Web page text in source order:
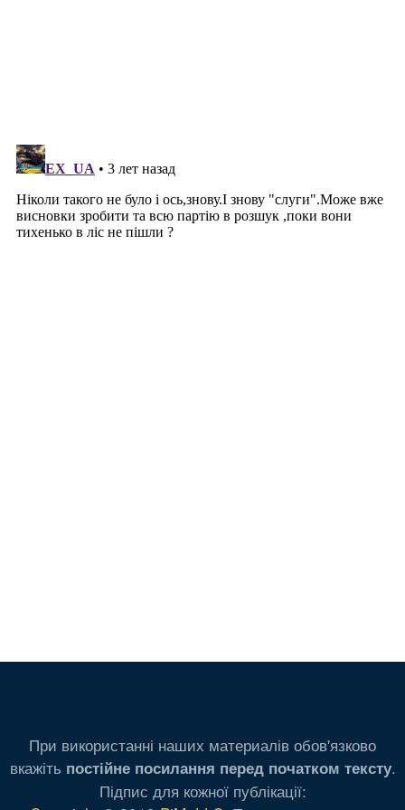
При використанні наших материалів обов'язково
вкажіть постійне посилання перед початком тексту.
Підпис для кожної публікації: